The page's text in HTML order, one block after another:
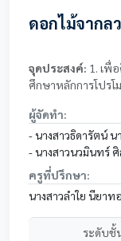
ดอกไม้จากล
จุดประสงค์: 1. เพื่อ
ศึกษาหลักการโปรโมทสิ
ผู้จัดทำ:
- นางสาวธิดารัตน์
- นางสาวนวมินทร์ ศิ
ครูที่ปรึกษา:
นางสาวลำใย นียาท
ระดับชั้